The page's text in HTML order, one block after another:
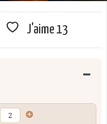
J'aime13